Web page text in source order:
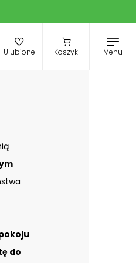
Ulubione Koszyk Menu
do